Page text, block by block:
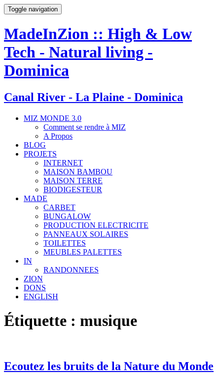
Toggle navigation
MadeInZion :: High & Low
Tech - Natural living -
Dominica
Canal River - La Plaine - Dominica
MIZ MONDE 3.0
Comment se rendre à MIZ
A Propos
BLOG
PROJETS
INTERNET
MAISON BAMBOU
MAISON TERRE
BIODIGESTEUR
MADE
CARBET
BUNGALOW
PRODUCTION ELECTRICITE
PANNEAUX SOLAIRES
TOILETTES
MEUBLES PALETTES
IN
RANDONNEES
ZION
DONS
ENGLISH
Étiquette : musique
Ecoutez les bruits de la Nature du Monde